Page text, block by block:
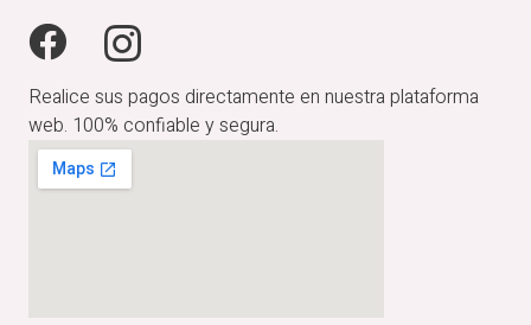
Realice sus pagos directamente en nuestra plataforma
web. 100% confiable y segura.